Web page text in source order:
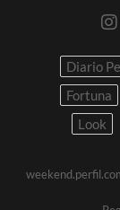
Diario
Fortuna
Look